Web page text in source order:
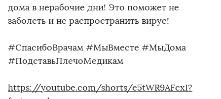
дома в нерабочие дни! Это поможет не
заболеть и не распространить вирус!
#СпасибоВрачам #МыВместе #МыДома
#ПодставьПлечоМедикам
https://youtube.com/shorts/e5tWR9AFcxI?